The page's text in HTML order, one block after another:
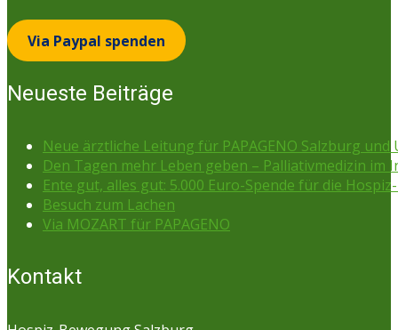
Via Paypal spenden
Neueste Beiträge
Neue ärztliche Leitung für PAPAGENO Salzburg und
Den Tagen mehr Leben geben – Palliativmedizin im
Ente gut, alles gut: 5.000 Euro-Spende für die
Besuch zum Lachen
Via MOZART für PAPAGENO
Kontakt